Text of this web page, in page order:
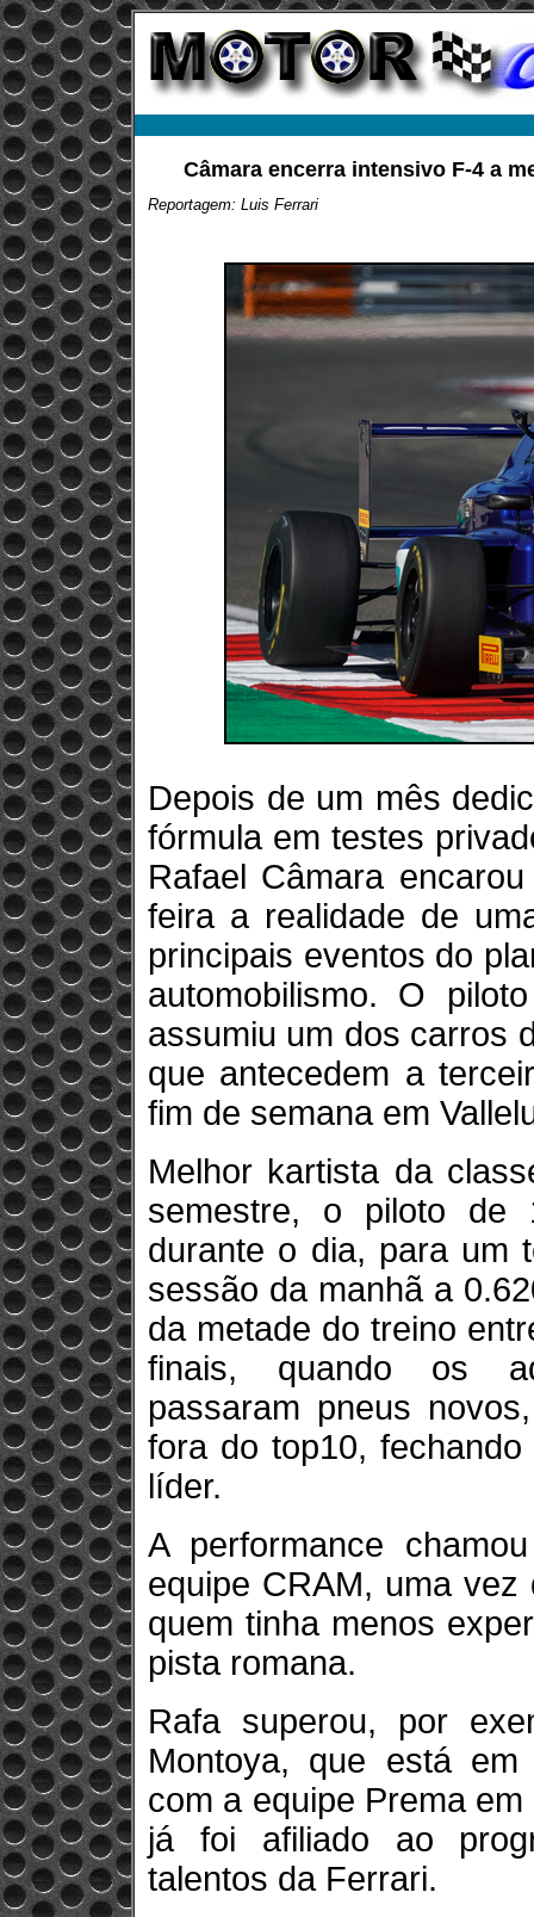
Câmara encerra intensivo F-4 a
Reportagem: Luis Ferrari
Depois de um mês
fórmula em testes
Rafael Câmara
feira a realidade de
principais eventos do
automobilismo. O
assumiu um dos carros
que antecedem a
fim de semana em
Melhor kartista da
semestre, o piloto de
durante o dia, para um
sessão da manhã a
da metade do treino
finais, quando os
passaram pneus
fora do top10,
líder.
A performance
equipe CRAM, uma
quem tinha menos
pista romana.
Rafa superou, por
Montoya, que está
com a equipe Prema
já foi afiliado ao
talentos da Ferrari.